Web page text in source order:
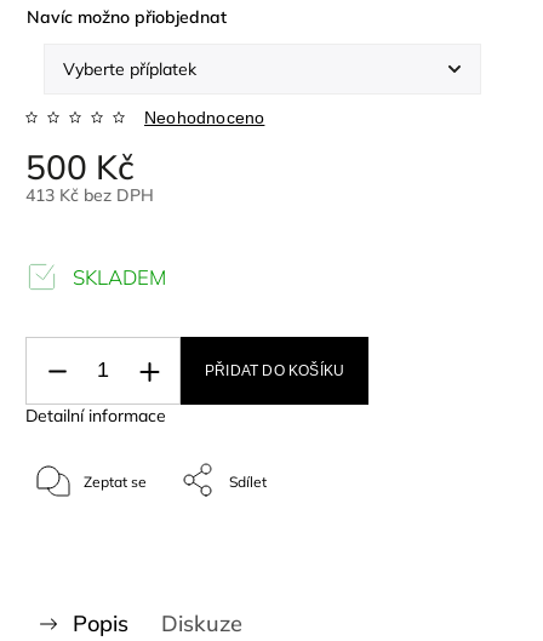
Navíc možno přiobjednat
Neohodnoceno
500 Kč
413 Kč bez DPH
SKLADEM
PŘIDAT DO KOŠÍKU
Detailní informace
Zeptat se Sdílet
Popis Diskuze